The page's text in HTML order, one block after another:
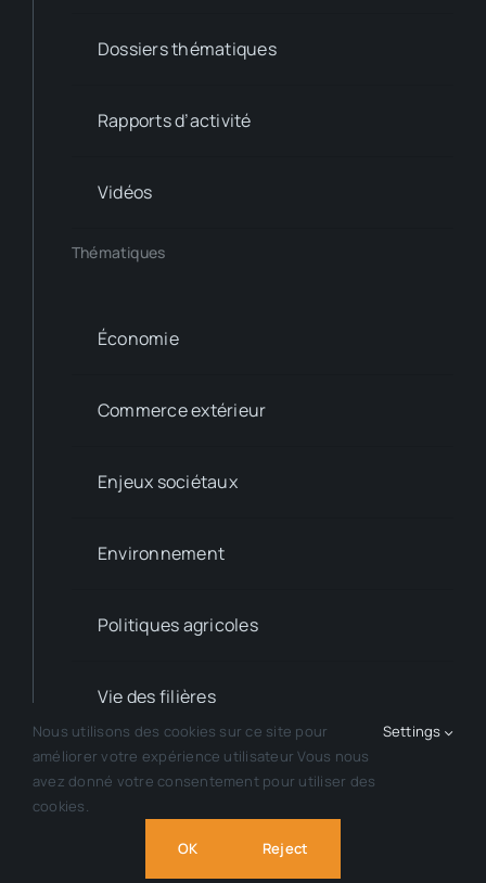
Dossiers thématiques
Rapports d’activité
Vidéos
Thématiques
Économie
Commerce extérieur
Enjeux sociétaux
Environnement
Politiques agricoles
Vie des filières
Nous utilisons des cookies sur ce site pour
améliorer votre expérience utilisateur Vous nous
avez donné votre consentement pour utiliser des
cookies.
Settings
OK Reject